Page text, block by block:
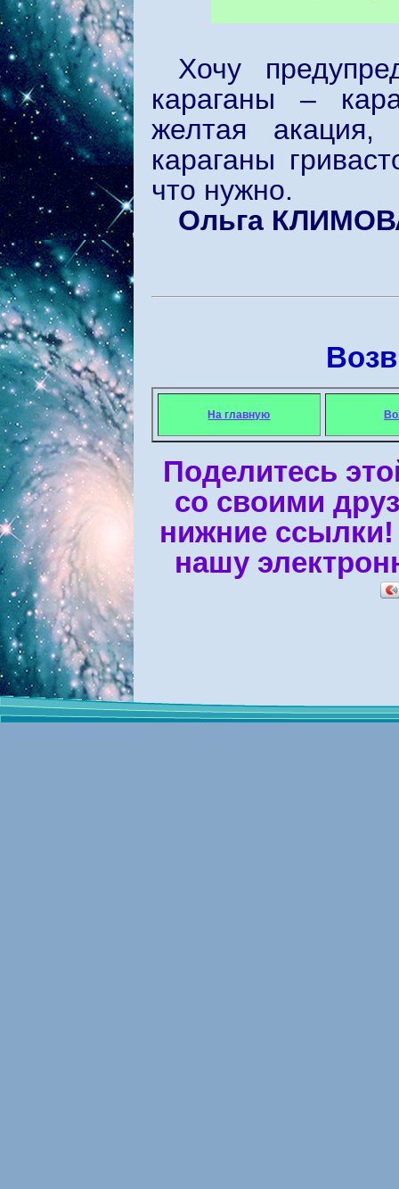
Хочу
караганы –
желтая акация,
караганы
что нужно.
Ольга
На главную
Поделитесь
со своими
нижние
нашу